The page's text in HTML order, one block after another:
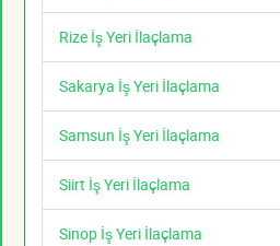
Rize İş Yeri İlaçlama
Sakarya İş Yeri İlaçlama
Samsun İş Yeri İlaçlama
Siirt İş Yeri İlaçlama
Sinop İş Yeri İlaçlama